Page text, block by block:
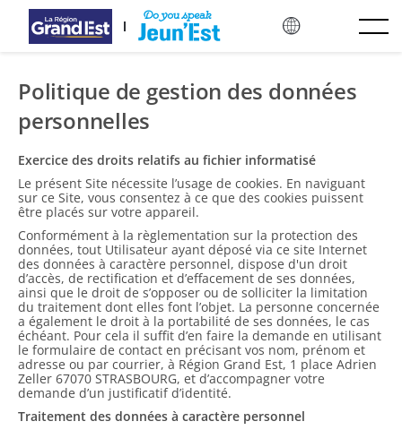
Saltar al contenido principal
Politique de gestion des données
personnelles
Exercice des droits relatifs au fichier informatisé
Le présent Site nécessite l’usage de cookies. En naviguant
sur ce Site, vous consentez à ce que des cookies puissent
être placés sur votre appareil.
Conformément à la règlementation sur la protection des
données, tout Utilisateur ayant déposé via ce site Internet
des données à caractère personnel, dispose d'un droit
d’accès, de rectification et d’effacement de ses données,
ainsi que le droit de s’opposer ou de solliciter la limitation
du traitement dont elles font l’objet. La personne concernée
a également le droit à la portabilité de ses données, le cas
échéant. Pour cela il suffit d’en faire la demande en utilisant
le formulaire de contact en précisant vos nom, prénom et
adresse ou par courrier, à Région Grand Est, 1 place Adrien
Zeller 67070 STRASBOURG, et d’accompagner votre
demande d’un justificatif d’identité.
Traitement des données à caractère personnel